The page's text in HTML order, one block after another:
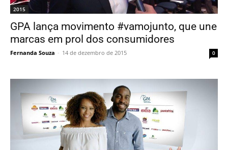
2015
GPA lança movimento #vamojunto, que une
marcas em prol dos consumidores
Fernanda Souza - 14 de dezembro de 2015 0